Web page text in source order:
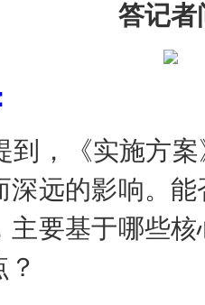
答记者
到，《实施方
深远的影响。
主要基于哪些